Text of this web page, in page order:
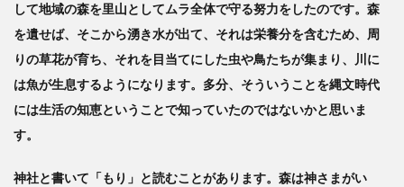
して地域の森を里山としてムラ全体で守る努力をしたのです。森
を遺せば、そこから湧き水が出て、それは栄養分を含むため、周
りの草花が育ち、それを目当てにした虫や鳥たちが集まり、川に
は魚が生息するようになります。多分、そういうことを縄文時代
には生活の知恵ということで知っていたのではないかと思いま
す。
神社と書いて「もり」と読むことがあります。森は神さまがい